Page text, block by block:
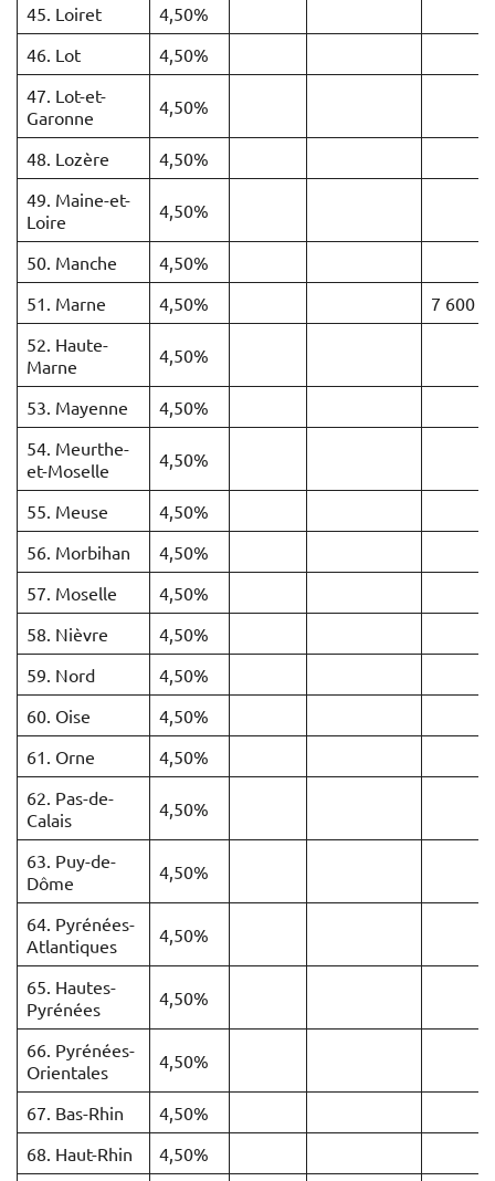
45. Loiret
4,50%
46. Lot
4,50%
47. Lot-et-
Garonne
4,50%
48. Lozère
4,50%
49. Maine-et-
Loire
4,50%
50. Manche
4,50%
51. Marne
4,50%
7 600 €
52. Haute-
Marne
4,50%
53. Mayenne
4,50%
54. Meurthe-
et-Moselle
4,50%
55. Meuse
4,50%
56. Morbihan
4,50%
57. Moselle
4,50%
58. Nièvre
4,50%
59. Nord
4,50%
60. Oise
4,50%
61. Orne
4,50%
62. Pas-de-
Calais
4,50%
63. Puy-de-
Dôme
4,50%
64. Pyrénées-
Atlantiques
4,50%
65. Hautes-
Pyrénées
4,50%
66. Pyrénées-
Orientales
4,50%
67. Bas-Rhin
4,50%
68. Haut-Rhin
4,50%